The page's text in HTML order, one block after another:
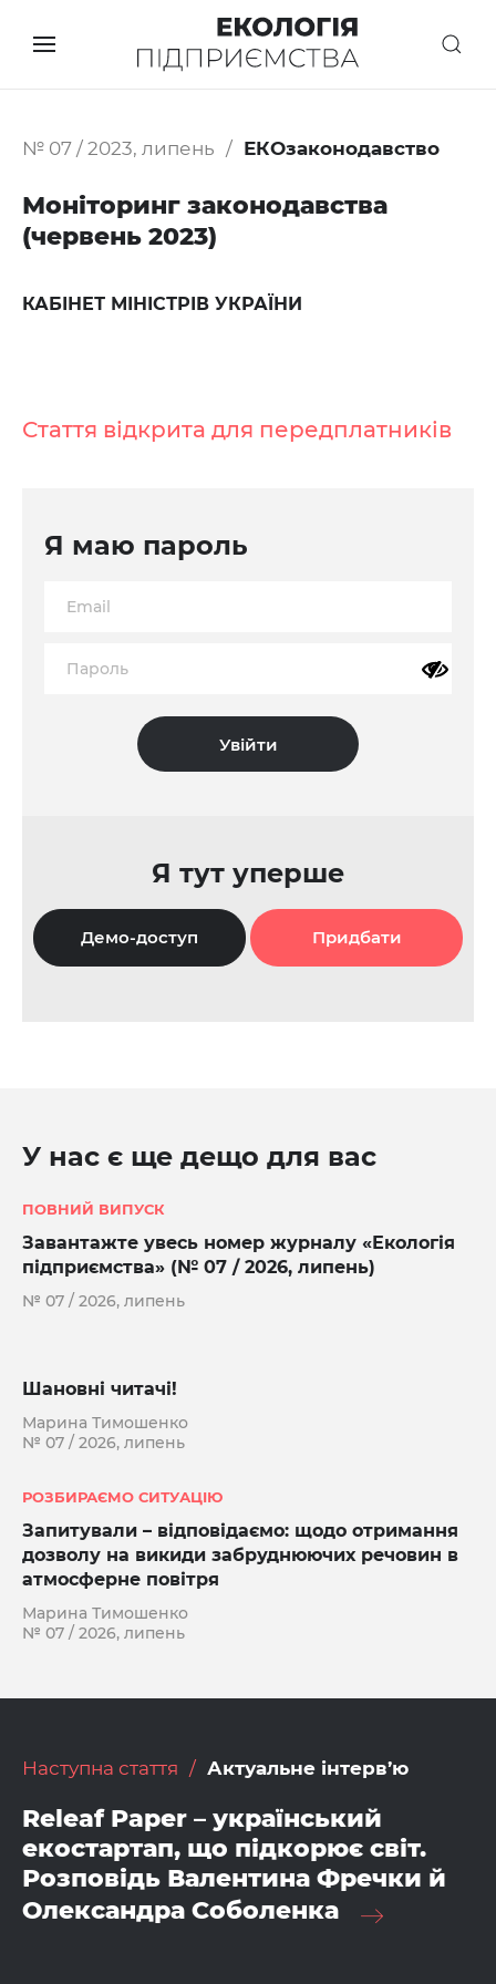
№ 07 / 2023, липень ЕКОзаконодавство
Моніторинг законодавства
(червень 2023)
КАБІНЕТ МІНІСТРІВ УКРАЇНИ
Стаття відкрита для передплатників
Я маю пароль
Я тут уперше
Демо-доступ Придбати
У нас є ще дещо для вас
ПОВНИЙ ВИПУСК
Завантажте увесь номер журналу «Екологія
підприємства» (№ 07 / 2026, липень)
№ 07 / 2026, липень
Шановні читачі!
Марина Тимошенко
№ 07 / 2026, липень
РОЗБИРАЄМО СИТУАЦІЮ
Запитували – відповідаємо: щодо отримання
дозволу на викиди забруднюючих речовин в
атмосферне повітря
Марина Тимошенко
№ 07 / 2026, липень
Наступна стаття Актуальне інтерв’ю
Releaf Paper – український
екостартап, що підкорює світ.
Розповідь Валентина Фречки й
Олександра Соболенка